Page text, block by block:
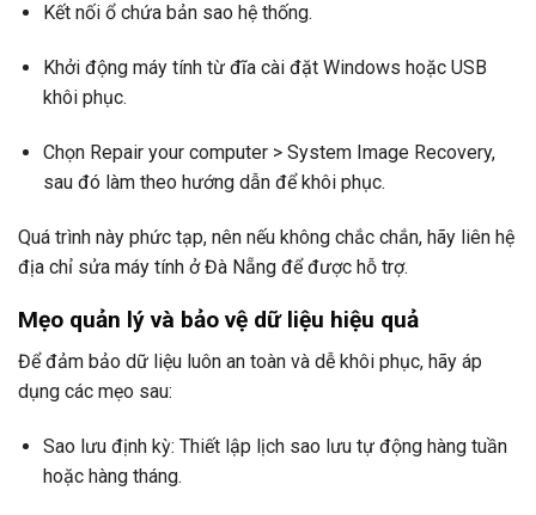
Kết nối ổ chứa bản sao hệ thống.
Khởi động máy tính từ đĩa cài đặt Windows hoặc USB
khôi phục.
Chọn Repair your computer > System Image Recovery,
sau đó làm theo hướng dẫn để khôi phục.
Quá trình này phức tạp, nên nếu không chắc chắn, hãy liên hệ
địa chỉ sửa máy tính ở Đà Nẵng để được hỗ trợ.
Mẹo quản lý và bảo vệ dữ liệu hiệu quả
Để đảm bảo dữ liệu luôn an toàn và dễ khôi phục, hãy áp
dụng các mẹo sau:
Sao lưu định kỳ: Thiết lập lịch sao lưu tự động hàng tuần
hoặc hàng tháng.